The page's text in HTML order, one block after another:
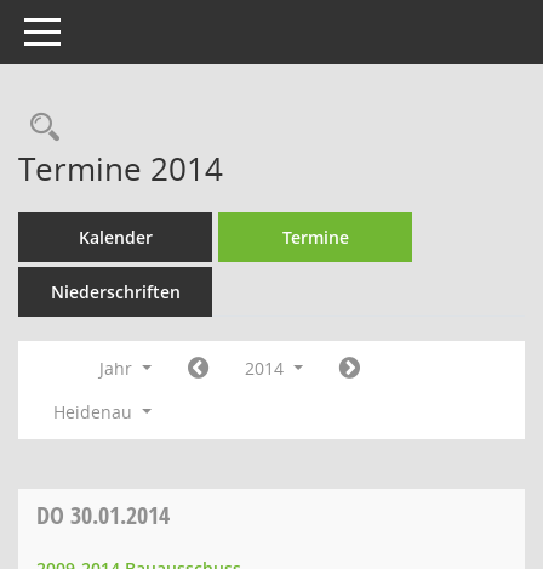
Toggle navigation
Rechercheauswahl
Termine 2014
Kalender Termine
Niederschriften
Jahr
2014
Heidenau
DO 30.01.2014